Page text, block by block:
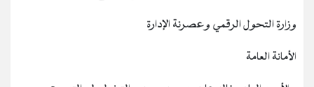
وزارة التحول الرقمي وعصرنة الإدارة
الأمانة العامة